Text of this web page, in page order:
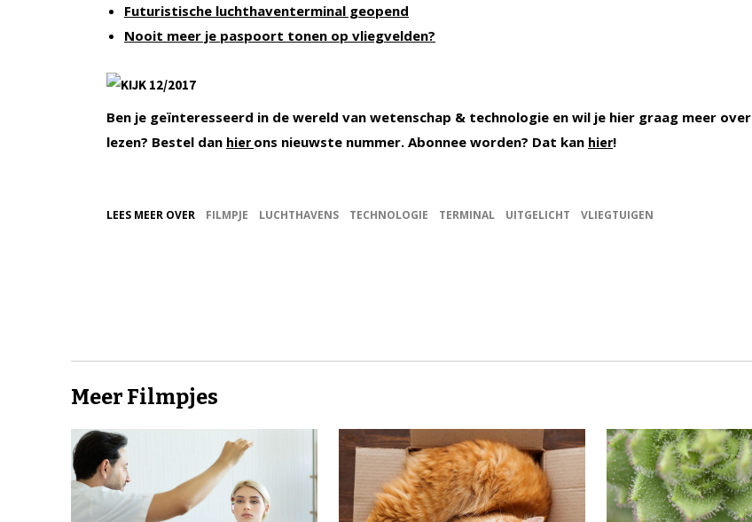
Futuristische luchthaventerminal geopend
Nooit meer je paspoort tonen op vliegvelden?
Ben je geïnteresseerd in de wereld van wetenschap & technologie en wil je hier graag meer over
lezen? Bestel dan hier ons nieuwste nummer. Abonnee worden? Dat kan hier!
LEES MEER OVER FILMPJE LUCHTHAVENS TECHNOLOGIE TERMINAL UITGELICHT VLIEGTUIGEN
Meer Filmpjes